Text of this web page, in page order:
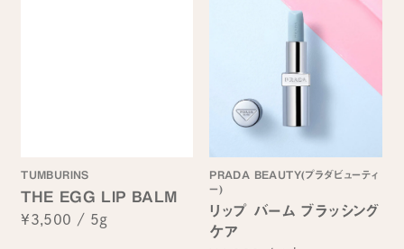
TUMBURINS
THE EGG LIP BALM
¥3,500 / 5g
PRADA BEAUTY(プラダビューティ
ー)
リップ バーム ブラッシング
ケア